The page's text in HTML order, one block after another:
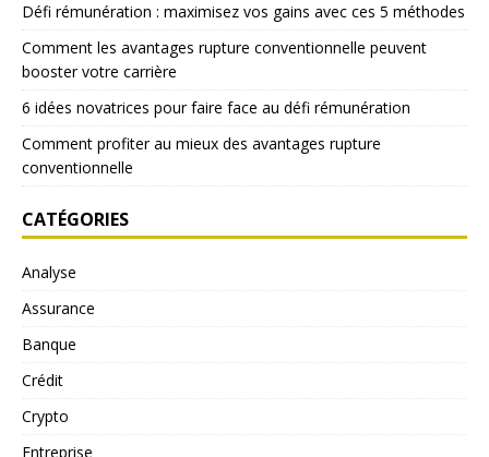
Défi rémunération : maximisez vos gains avec ces 5 méthodes
Comment les avantages rupture conventionnelle peuvent
booster votre carrière
6 idées novatrices pour faire face au défi rémunération
Comment profiter au mieux des avantages rupture
conventionnelle
CATÉGORIES
Analyse
Assurance
Banque
Crédit
Crypto
Entreprise